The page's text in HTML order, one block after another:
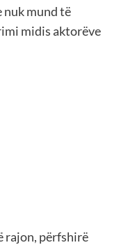
mund të
midis aktorëve
rajon, përfshirë